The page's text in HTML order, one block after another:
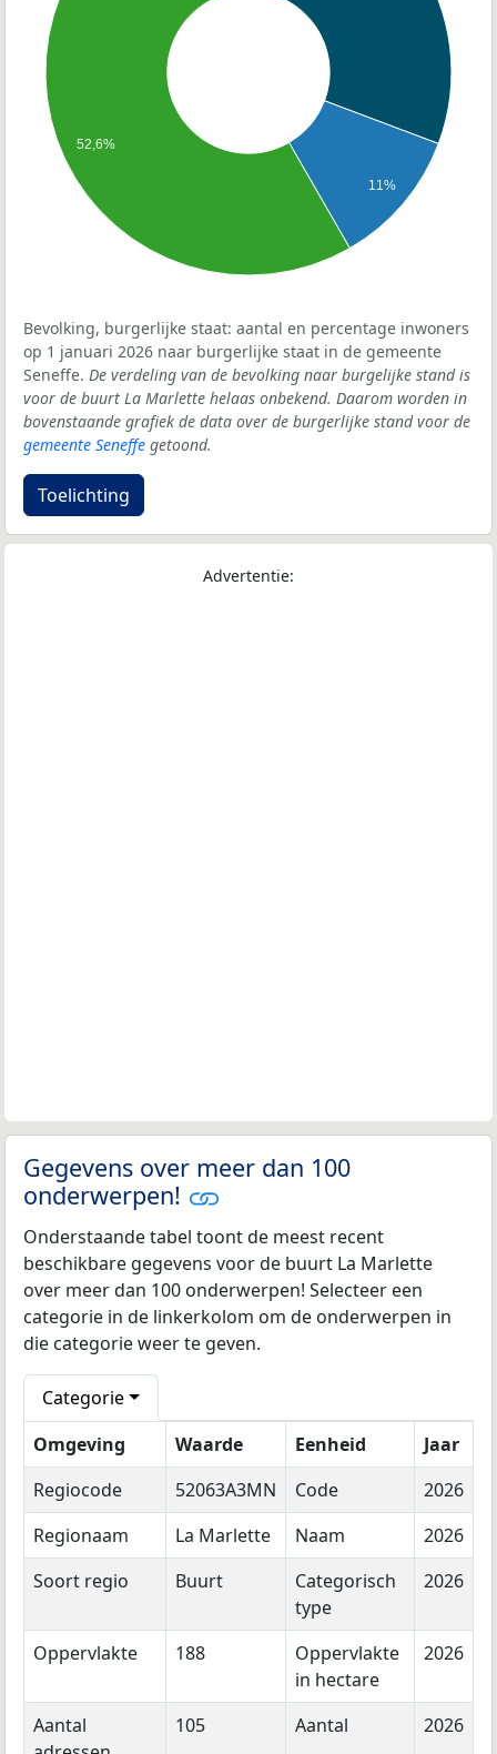
11%
52,6%
Bevolking, burgerlijke staat: aantal en percentage inwoners
op 1 januari 2026 naar burgerlijke staat in de gemeente
Seneffe. De verdeling van de bevolking naar burgelijke stand is
voor de buurt La Marlette helaas onbekend. Daarom worden in
bovenstaande grafiek de data over de burgerlijke stand voor de
gemeente Seneffe getoond.
Toelichting
Advertentie:
Gegevens over meer dan 100
onderwerpen!
Onderstaande tabel toont de meest recent
beschikbare gegevens voor de buurt La Marlette
over meer dan 100 onderwerpen! Selecteer een
categorie in de linkerkolom om de onderwerpen in
die categorie weer te geven.
Categorie
Omgeving
Waarde Eenheid
Jaar
Regiocode
52063A3MN Code
2026
Regionaam
La Marlette Naam
2026
Soort regio
Buurt
Categorisch
type
2026
Oppervlakte 188
Oppervlakte
in hectare
2026
Aantal
105 Aantal 2026